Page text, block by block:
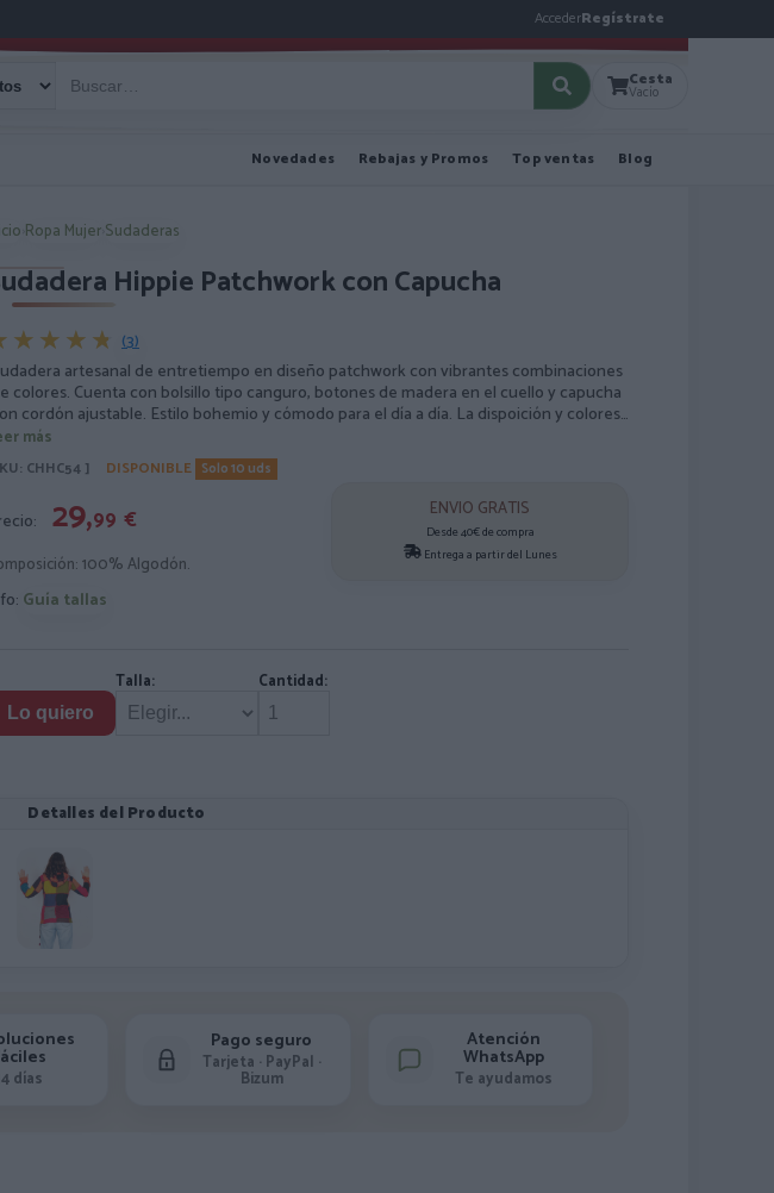
AccederRegístrate
Cesta
Vacío
Novedades Rebajas y Promos Top ventas Blog
Ropa MujerSudaderas
Hippie Patchwork con Capucha
(3)
artesanal de entretiempo en diseño patchwork con vibrantes combinaciones
colores. Cuenta con bolsillo tipo canguro, botones de madera en el cuello y capucha
cordón ajustable. Estilo bohemio y cómodo para el día a día. La dispoición y colores
los parches puede diferir de la mostrada son todos diferentes.
más
CHHC54 ] DISPONIBLE Solo 10 uds
ENVIO GRATIS
Desde 40€ de compra
Entrega a partir del Lunes
29,99 €
100% Algodón.
Guía tallas
Lo quiero
Talla: Cantidad:
Detalles del Producto
días
Pago seguro
Tarjeta · PayPal ·
Bizum
Atención
WhatsApp
Te ayudamos